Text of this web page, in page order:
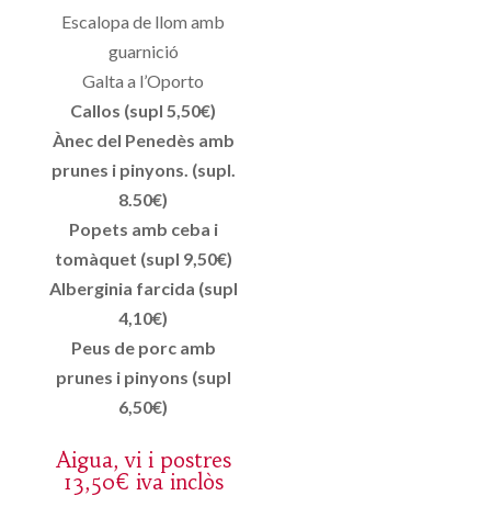
Escalopa de llom amb
guarnició
Galta a l’Oporto
Callos (supl 5,50€)
Ànec del Penedès amb
prunes i pinyons. (supl.
8.50€)
Popets amb ceba i
tomàquet (supl 9,50€)
Alberginia farcida (supl
4,10€)
Peus de porc amb
prunes i pinyons (supl
6,50€)
Aigua, vi i postres
13,50€ iva inclòs